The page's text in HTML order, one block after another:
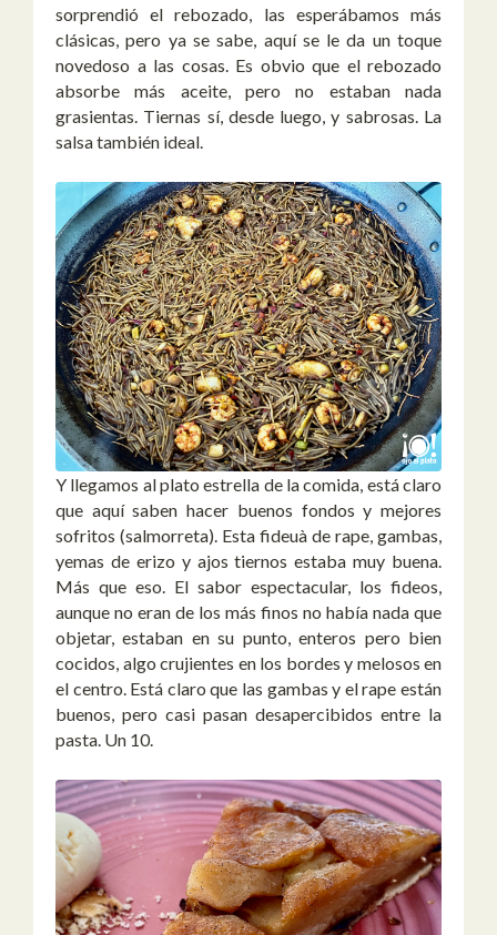
sorprendió el rebozado, las esperábamos más
clásicas, pero ya se sabe, aquí se le da un toque
novedoso a las cosas. Es obvio que el rebozado
absorbe más aceite, pero no estaban nada
grasientas. Tiernas sí, desde luego, y sabrosas. La
salsa también ideal.
Y llegamos al plato estrella de la comida, está claro
que aquí saben hacer buenos fondos y mejores
sofritos (salmorreta). Esta fideuà de rape, gambas,
yemas de erizo y ajos tiernos estaba muy buena.
Más que eso. El sabor espectacular, los fideos,
aunque no eran de los más finos no había nada que
objetar, estaban en su punto, enteros pero bien
cocidos, algo crujientes en los bordes y melosos en
el centro. Está claro que las gambas y el rape están
buenos, pero casi pasan desapercibidos entre la
pasta. Un 10.